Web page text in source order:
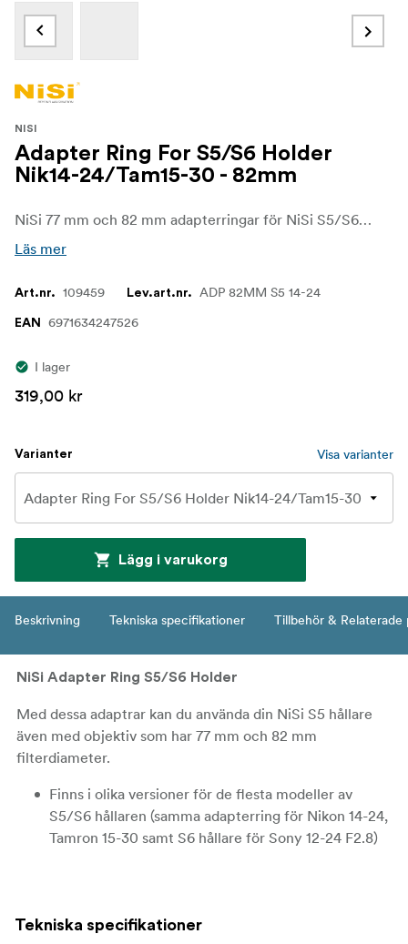
NISI
Adapter Ring For S5/S6 Holder
Nik14-24/Tam15-30 - 82mm
NiSi 77 mm och 82 mm adapterringar för NiSi S5/S6 filterhållare för 150 mm filter
Läs mer
Art.nr. 109459 Lev.art.nr. ADP 82MM S5 14-24
EAN 6971634247526
I lager
319,00 kr
Varianter Visa varianter
Lägg i varukorg
Beskrivning Tekniska specifikationer Tillbehör & Relaterade
NiSi Adapter Ring S5/S6 Holder
Med dessa adaptrar kan du använda din NiSi S5 hållare
även med objektiv som har 77 mm och 82 mm
filterdiameter.
Finns i olika versioner för de flesta modeller av
S5/S6 hållaren (samma adapterring för Nikon 14-24,
Tamron 15-30 samt S6 hållare för Sony 12-24 F2.8)
Tekniska specifikationer